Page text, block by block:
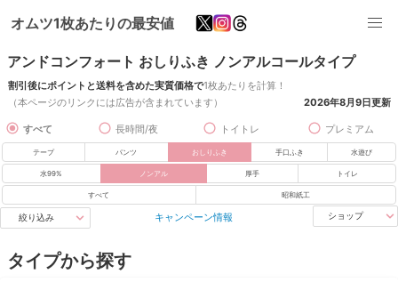
オムツ1枚あたりの最安値
アンドコンフォート おしりふき ノンアルコールタイプ
割引後にポイントと送料を含めた実質価格で1枚あたりを計算！
（本ページのリンクには広告が含まれています）
2026年8月9日更新
すべて 長時間/夜 トイトレ プレミアム
テープ パンツ おしりふき 手口ふき 水遊び
水99% ノンアル 厚手 トイレ
すべて 昭和紙工
絞り込み キャンペーン情報 ショップ
タイプから探す